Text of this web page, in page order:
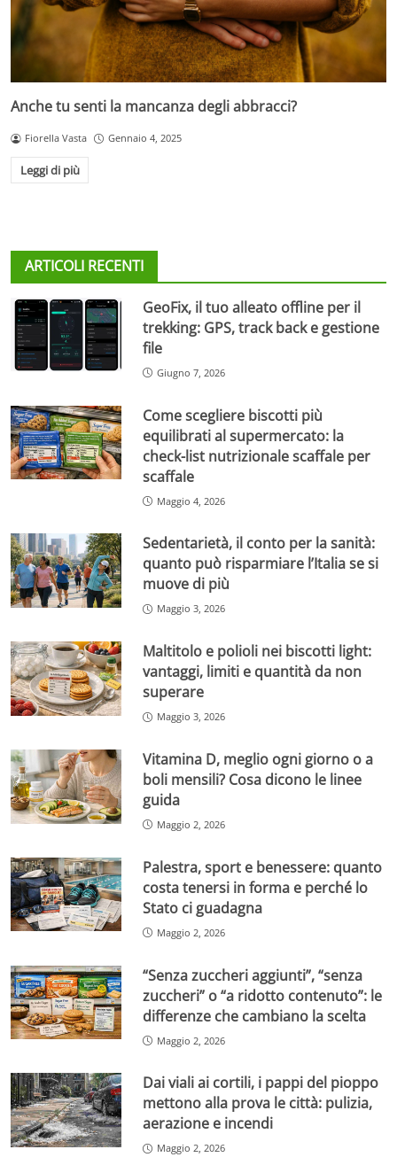
Anche tu senti la mancanza degli abbracci?
Fiorella Vasta Gennaio 4, 2025
Leggi di più
ARTICOLI RECENTI
GeoFix, il tuo alleato offline per il
trekking: GPS, track back e gestione
file
Giugno 7, 2026
Come scegliere biscotti più
equilibrati al supermercato: la
check-list nutrizionale scaffale per
scaffale
Maggio 4, 2026
Sedentarietà, il conto per la sanità:
quanto può risparmiare l’Italia se si
muove di più
Maggio 3, 2026
Maltitolo e polioli nei biscotti light:
vantaggi, limiti e quantità da non
superare
Maggio 3, 2026
Vitamina D, meglio ogni giorno o a
boli mensili? Cosa dicono le linee
guida
Maggio 2, 2026
Palestra, sport e benessere: quanto
costa tenersi in forma e perché lo
Stato ci guadagna
Maggio 2, 2026
“Senza zuccheri aggiunti”, “senza
zuccheri” o “a ridotto contenuto”: le
differenze che cambiano la scelta
Maggio 2, 2026
Dai viali ai cortili, i pappi del pioppo
mettono alla prova le città: pulizia,
aerazione e incendi
Maggio 2, 2026